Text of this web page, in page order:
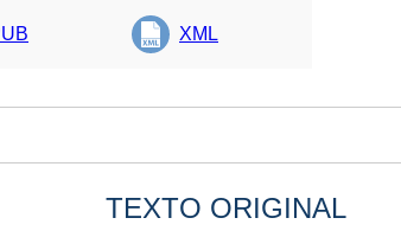
XML
TEXTO ORIGINAL